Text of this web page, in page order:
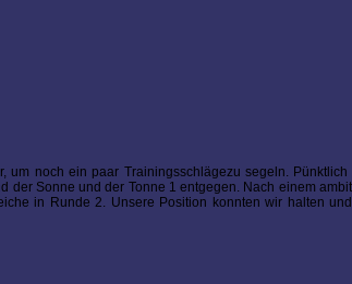
noch ein paar Trainingsschlägezu segeln.
Sonne und der Tonne 1 entgegen. Nach einem
in Runde 2. Unsere Position konnten wir halten